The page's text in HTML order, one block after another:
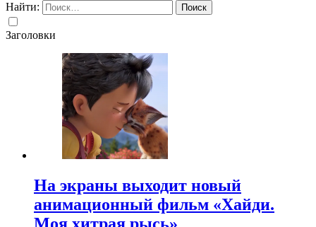
Найти:
Заголовки
На экраны выходит новый
анимационный фильм «Хайди.